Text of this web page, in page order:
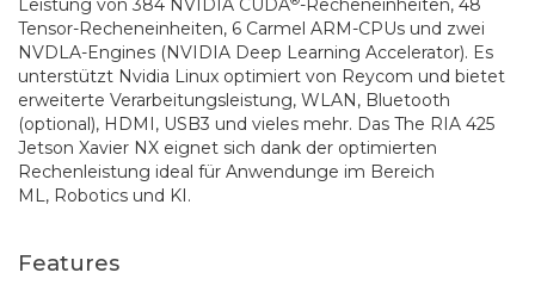
Leistung von 384 NVIDIA CUDA -Recheneinheiten, 48
Tensor-Recheneinheiten, 6 Carmel ARM-CPUs und zwei
NVDLA-Engines (NVIDIA Deep Learning Accelerator). Es
unterstützt Nvidia Linux optimiert von Reycom und bietet
erweiterte Verarbeitungsleistung, WLAN, Bluetooth
(optional), HDMI, USB3 und vieles mehr. Das The RIA 425
Jetson Xavier NX eignet sich dank der optimierten
Rechenleistung ideal für Anwendunge im Bereich
ML, Robotics und KI.
Features